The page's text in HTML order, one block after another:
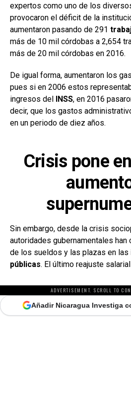
expertos como uno de los
provocaron el déficit de la
aumentaron pasando de 291
más de 10 mil córdobas a 2,654
más de 20 mil córdobas en 2016.
De igual forma, aumentaron los
pues si en 2006 estos
ingresos del INSS, en 2016
decir, que los gastos
en un periodo de diez años.
Crisis pone
Sin embargo, desde la crisis
autoridades gubernamentales han
de los sueldos y las plazas en las
públicas. El último reajuste
ADVERTISEMENT. SCROLL TO
Añadir Nicaragua Investiga